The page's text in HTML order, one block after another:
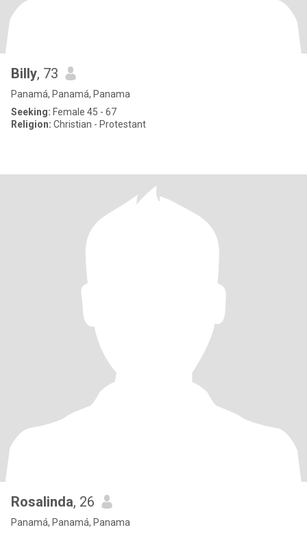
Billy, 73
Panamá, Panamá, Panama
Seeking: Female 45 - 67
Religion: Christian - Protestant
Rosalinda, 26
Panamá, Panamá, Panama